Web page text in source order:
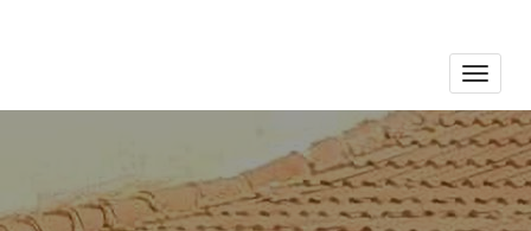
Toggle